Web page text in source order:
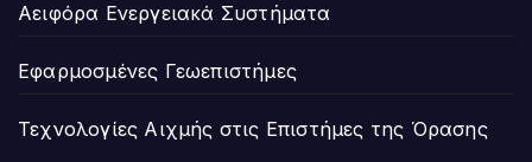
Αειφόρα Ενεργειακά Συστήματα
Εφαρμοσμένες Γεωεπιστήμες
Τεχνολογίες Αιχμής στις Επιστήμες της Όρασης